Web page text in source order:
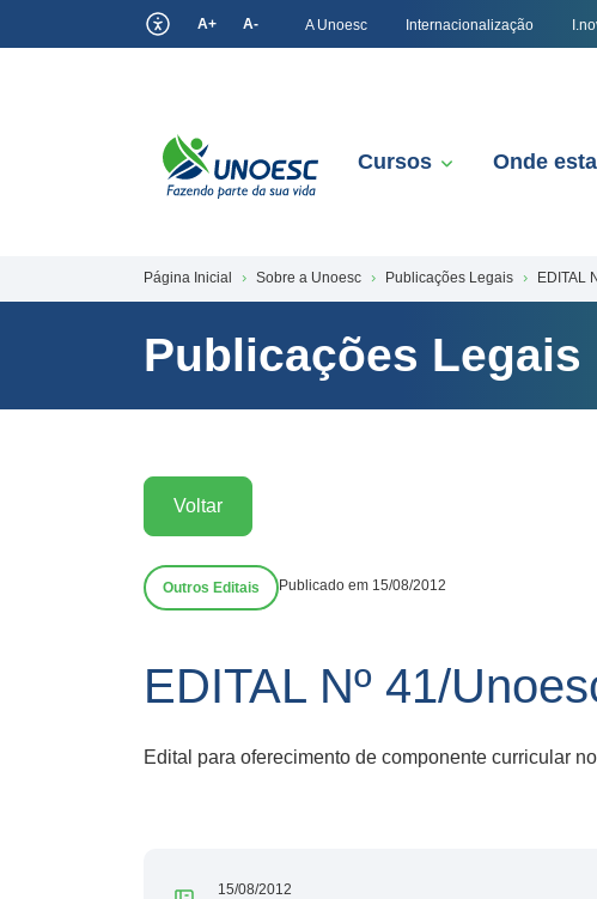
A+ A- A Unoesc Internacionalização
Cursos Onde
Página Inicial Sobre a Unoesc Publicações Legais EDITAL
Publicações Legais
Voltar
Outros Editais Publicado em 15/08/2012
EDITAL Nº 41/
Edital para oferecimento de componente curricular
15/08/2012